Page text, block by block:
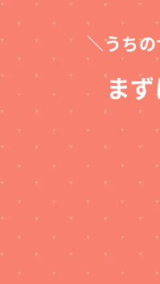
＼うち
ま